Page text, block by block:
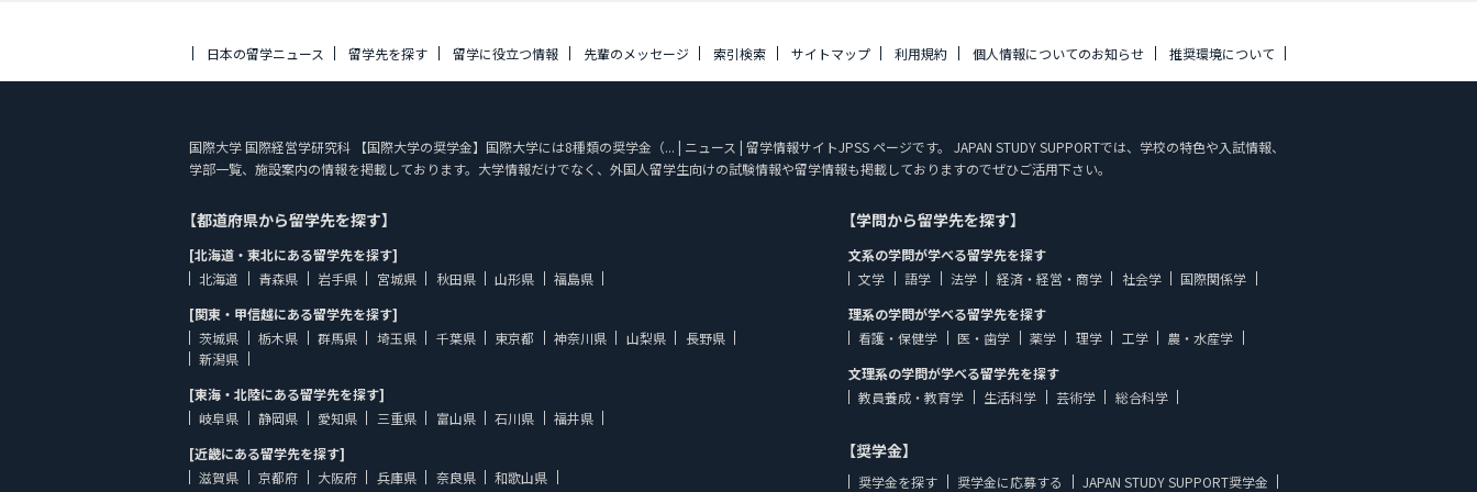
日本の留学ニュース 留学先を探す 留学に役立つ情報 先輩のメッセージ 索引検索 サイトマップ 利用規約 個人情報についてのお知らせ 推奨環境について
国際大学 国際経営学研究科 【国際大学の奨学金】国際大学には8種類の奨学金（... | ニュース | 留学情報サイトJPSS ページです。 JAPAN STUDY SUPPORTでは、学校の特色や入試情報、
学部一覧、施設案内の情報を掲載しております。大学情報だけでなく、外国人留学生向けの試験情報や留学情報も掲載しておりますのでぜひご活用下さい。
【都道府県から留学先を探す】
[北海道・東北にある留学先を探す]
北海道
青森県 岩手県 宮城県 秋田県 山形県
福島県
[関東・甲信越にある留学先を探す]
茨城県
栃木県 群馬県 埼玉県 千葉県 東京都 神奈川県 山梨県
長野県
新潟県
[東海・北陸にある留学先を探す]
岐阜県
静岡県 愛知県 三重県 富山県 石川県
福井県
[近畿にある留学先を探す]
滋賀県
京都府 大阪府 兵庫県 奈良県 和歌山県
【学問から留学先を探す】
文系の学問が学べる留学先を探す
文学
語学 法学 経済・経営・商学 社会学
国際関係学
理系の学問が学べる留学先を探す
看護・保健学
医・歯学 薬学 理学 工学
農・水産学
文理系の学問が学べる留学先を探す
教員養成・教育学
生活科学 芸術学 総合科学
【奨学金】
奨学金を探す 奨学金に応募する JAPAN STUDY SUPPORT奨学金